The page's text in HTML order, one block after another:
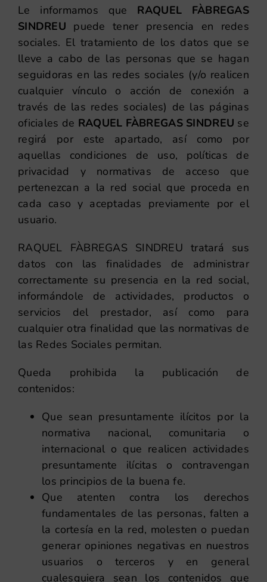
Le informamos que RAQUEL FÀBREGAS
SINDREU puede tener presencia en redes
sociales. El tratamiento de los datos que se
lleve a cabo de las personas que se hagan
seguidoras en las redes sociales (y/o realicen
cualquier vínculo o acción de conexión a
través de las redes sociales) de las páginas
oficiales de RAQUEL FÀBREGAS SINDREU se
regirá por este apartado, así como por
aquellas condiciones de uso, políticas de
privacidad y normativas de acceso que
pertenezcan a la red social que proceda en
cada caso y aceptadas previamente por el
usuario.
RAQUEL FÀBREGAS SINDREU tratará sus
datos con las finalidades de administrar
correctamente su presencia en la red social,
informándole de actividades, productos o
servicios del prestador, así como para
cualquier otra finalidad que las normativas de
las Redes Sociales permitan.
Queda prohibida la publicación de
contenidos:
Que sean presuntamente ilícitos por la
normativa nacional, comunitaria o
internacional o que realicen actividades
presuntamente ilícitas o contravengan
los principios de la buena fe.
Que atenten contra los derechos
fundamentales de las personas, falten a
la cortesía en la red, molesten o puedan
generar opiniones negativas en nuestros
usuarios o terceros y en general
cualesquiera sean los contenidos que